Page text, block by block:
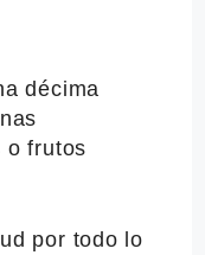
décima
o frutos
por todo lo